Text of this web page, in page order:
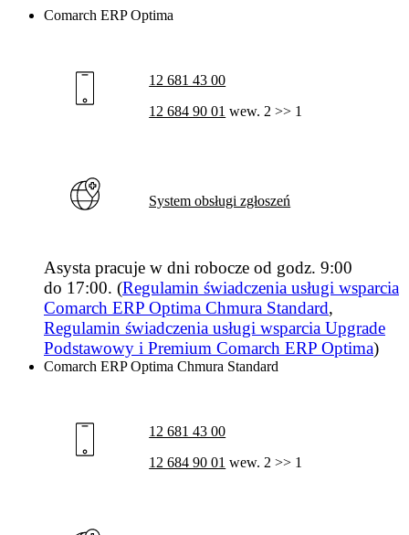
Comarch ERP Optima
12 681 43 00
12 684 90 01 wew. 2 >> 1
System obsługi zgłoszeń
Asysta pracuje w dni robocze od godz. 9:00
do 17:00. (Regulamin świadczenia usługi wsparcia
Comarch ERP Optima Chmura Standard,
Regulamin świadczenia usługi wsparcia Upgrade
Podstawowy i Premium Comarch ERP Optima)
Comarch ERP Optima Chmura Standard
12 681 43 00
12 684 90 01 wew. 2 >> 1